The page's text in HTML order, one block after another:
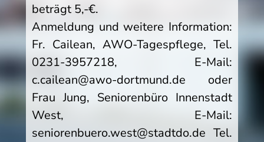
beträgt 5,-€.
Anmeldung und weitere Information:
Fr. Cailean, AWO-Tagespflege, Tel.
0231-3957218, E-Mail:
c.cailean@awo-dortmund.de oder
Frau Jung, Seniorenbüro Innenstadt
West, E-Mail:
seniorenbuero.west@stadtdo.de Tel.